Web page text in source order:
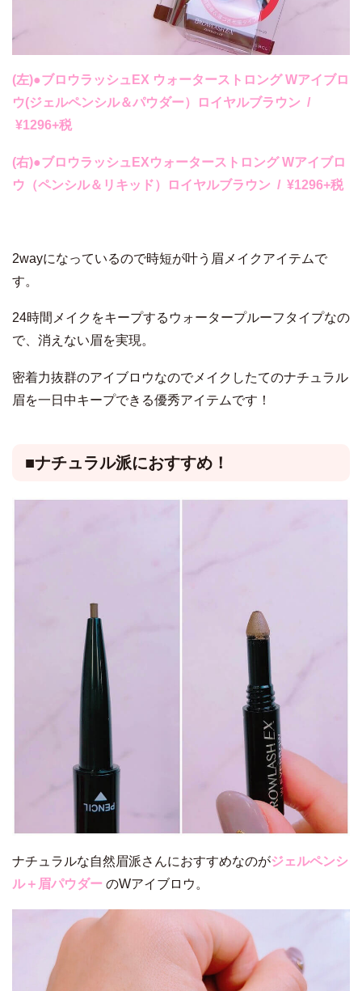
(左)●ブロウラッシュEX ウォーターストロング Wアイブロ
ウ(ジェルペンシル＆パウダー）ロイヤルブラウン /
¥1296+税
(右)●ブロウラッシュEXウォーターストロング Wアイブロ
ウ （ペンシル＆リキッド）ロイヤルブラウン / ¥1296+税
2wayになっているので時短が叶う眉メイクアイテムで
す。
24時間メイクをキープするウォータープルーフタイプなの
で、消えない眉を実現。
密着力抜群のアイブロウなのでメイクしたてのナチュラル
眉を一日中キープできる優秀アイテムです！
■ナチュラル派におすすめ！
ナチュラルな自然眉派さんにおすすめなのがジェルペンシ
ル＋眉パウダー のWアイブロウ。